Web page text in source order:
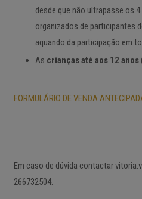
desde que não ultrapasse os
organizados de participantes
aquando da participação em
As crianças até aos 12 anos
FORMULÁRIO DE VENDA
Em caso de dúvida contactar
266732504.